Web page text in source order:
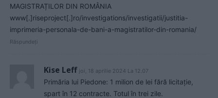
MAGISTRAȚILOR DIN ROMÂNIA
www[.]riseproject[.]ro/investigations/investigatii/justitia-
imprimeria-personala-de-bani-a-magistratilor-din-romania/
Răspundeți
Kise Leff joi, 18 aprilie 2024 La 12.07
Primăria lui Piedone: 1 milion de lei fără licitație,
spart în 12 contracte. Totul în trei zile.